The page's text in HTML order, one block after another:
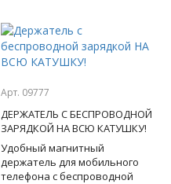
Арт. 09777
ДЕРЖАТЕЛЬ С БЕСПРОВОДНОЙ
ЗАРЯДКОЙ НА ВСЮ КАТУШКУ!
Удобный магнитный
держатель для мобильного
телефона с беспроводной